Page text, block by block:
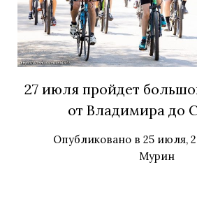
27 июля пройдет
от Владимира до
Опубликовано в 25 июля,
Мурин